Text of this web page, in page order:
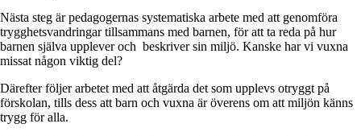
Nästa steg är pedagogernas systematiska arbete med att genomföra
trygghetsvandringar tillsammans med barnen, för att ta reda på hur
barnen själva upplever och beskriver sin miljö. Kanske har vi vuxna
missat någon viktig del?
Därefter följer arbetet med att åtgärda det som upplevs otryggt på
förskolan, tills dess att barn och vuxna är överens om att miljön känns
trygg för alla.